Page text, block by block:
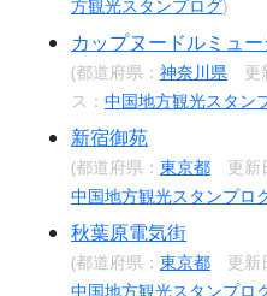
方観光スタンプログ)
カップヌードルミュ
(都道府県： 神奈川県 更
ス： 中国地方観光スタン
新宿御苑
(都道府県： 東京都 更新
中国地方観光スタンプロ
秋葉原電気街
(都道府県： 東京都 更新
中国地方観光スタンプロ